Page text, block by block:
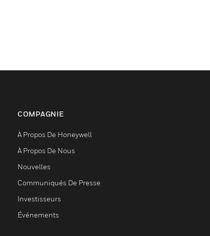
COMPAGNIE
À Propos De Honeywell
À Propos De Nous
Nouvelles
Communiqués De Presse
Investisseurs
Événements